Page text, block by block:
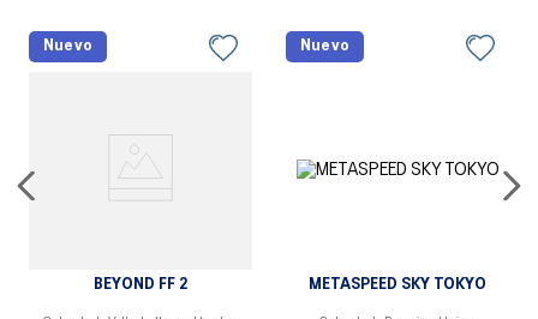
Nuevo
BEYOND FF 2
Nuevo
METASPEED SKY TOKYO